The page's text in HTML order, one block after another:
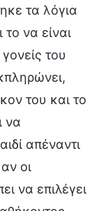
τα λόγια
να είναι
του
του και το
να
απέναντι
οι
να επιλέγει